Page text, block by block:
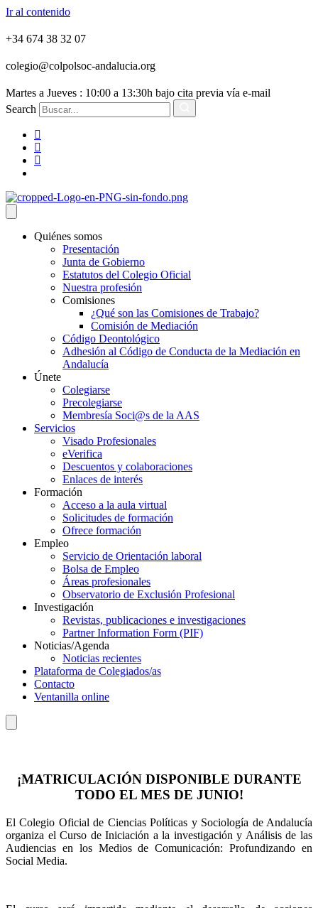
Ir al contenido
+34 674 38 32 07
colegio@colpolsoc-andalucia.org
Martes a Jueves : 10:00 a 13:30h bajo cita previa vía e-mail
Search
Quiénes somos
Presentación
Junta de Gobierno
Estatutos del Colegio Oficial
Nuestra profesión
Comisiones
¿Qué son las Comisiones de Trabajo?
Comisión de Mediación
Código Deontológico
Adhesión al Código de Conducta de la Mediación en
Andalucía
Únete
Colegiarse
Precolegiarse
Membresía Soci@s de la AAS
Servicios
Visado Profesionales
eVerifica
Descuentos y colaboraciones
Enlaces de interés
Formación
Acceso a la aula virtual
Solicitudes de formación
Ofrece formación
Empleo
Servicio de Orientación laboral
Bolsa de Empleo
Áreas profesionales
Observatorio de Exclusión Profesional
Investigación
Revistas, publicaciones e investigaciones
Partner Information Form (PIF)
Noticias/Agenda
Noticias recientes
Plataforma de Colegiados/as
Contacto
Ventanilla online
¡MATRICULACIÓN DISPONIBLE DURANTE
TODO EL MES DE JUNIO!
El Colegio Oficial de Ciencias Políticas y Sociología de Andalucía
organiza el Curso de Iniciación a la investigación y Análisis de las
Audiencias en los Medios de Comunicación: Profundizando en
Social Media.